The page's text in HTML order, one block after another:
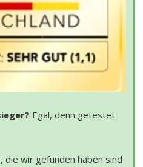
Egal, denn getestet
die wir gefunden haben sind